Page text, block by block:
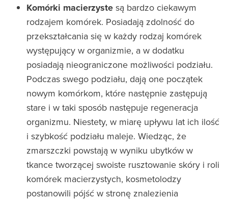
Komórki macierzyste są bardzo ciekawym
rodzajem komórek. Posiadają zdolność do
przekształcania się w każdy rodzaj komórek
występujący w organizmie, a w dodatku
posiadają nieograniczone możliwości podziału.
Podczas swego podziału, dają one początek
nowym komórkom, które następnie zastępują
stare i w taki sposób następuje regeneracja
organizmu. Niestety, w miarę upływu lat ich ilość
i szybkość podziału maleje. Wiedząc, że
zmarszczki powstają w wyniku ubytków w
tkance tworzącej swoiste rusztowanie skóry i roli
komórek macierzystych, kosmetolodzy
postanowili pójść w stronę znalezienia